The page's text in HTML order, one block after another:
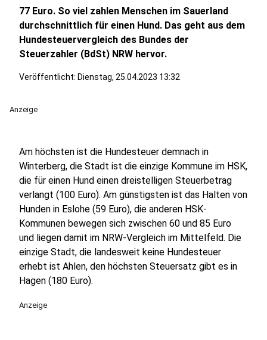
77 Euro. So viel zahlen Menschen im Sauerland
durchschnittlich für einen Hund. Das geht aus dem
Hundesteuervergleich des Bundes der
Steuerzahler (BdSt) NRW hervor.
Veröffentlicht: Dienstag, 25.04.2023 13:32
Anzeige
Am höchsten ist die Hundesteuer demnach in
Winterberg, die Stadt ist die einzige Kommune im HSK,
die für einen Hund einen dreistelligen Steuerbetrag
verlangt (100 Euro). Am günstigsten ist das Halten von
Hunden in Eslohe (59 Euro), die anderen HSK-
Kommunen bewegen sich zwischen 60 und 85 Euro
und liegen damit im NRW-Vergleich im Mittelfeld. Die
einzige Stadt, die landesweit keine Hundesteuer
erhebt ist Ahlen, den höchsten Steuersatz gibt es in
Hagen (180 Euro).
Anzeige